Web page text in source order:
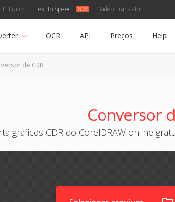
Editor Text to Speech Video Translator
OCR API Preços Help
de CDR
Conversor
gráficos CDR do CorelDRAW online